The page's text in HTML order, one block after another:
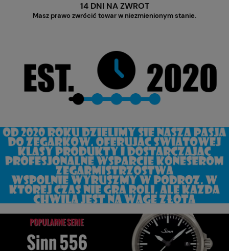
14 DNI NA ZWROT
Masz prawo zwrócić towar w niezmienionym stanie.